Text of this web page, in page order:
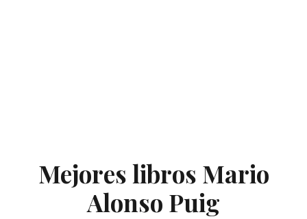
Mejores libros Mario
Alonso Puig